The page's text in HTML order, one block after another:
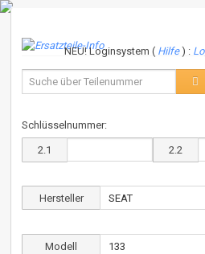
NEU! Loginsystem ( Hilfe) :
Schlüsselnummer:
2.1 2.2
Hersteller
Modell